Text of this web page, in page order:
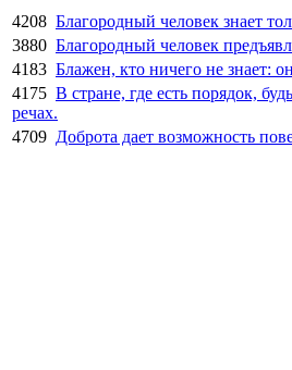
4208 Благородный человек знает
3880 Благородный человек
4183 Блажен, кто ничего не знает:
4175 В стране, где есть порядок,
речах.
4709 Доброта дает возможность